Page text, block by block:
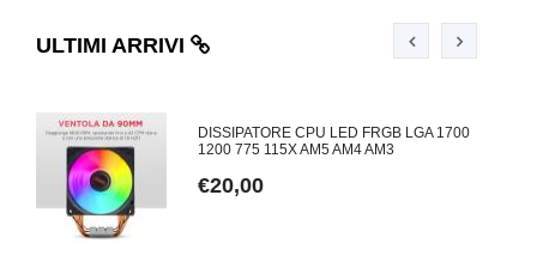
ULTIMI ARRIVI
DISSIPATORE CPU LED FRGB LGA 1700
1200 775 115X AM5 AM4 AM3
€20,00